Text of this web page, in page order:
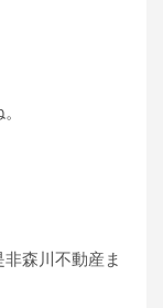
森川不動産ま